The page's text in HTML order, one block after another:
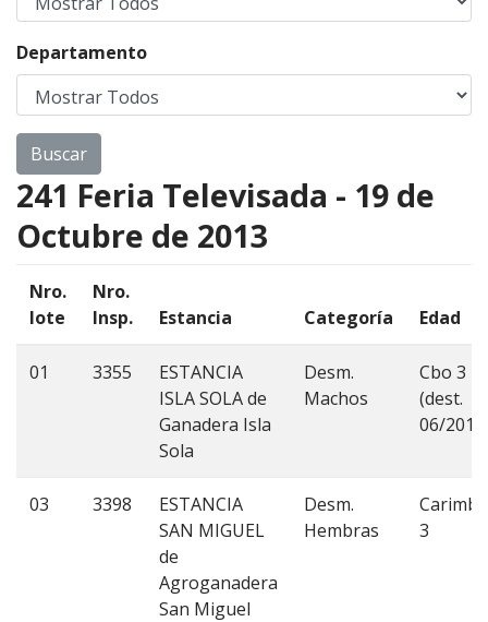
Departamento
241 Feria Televisada - 19 de
Octubre de 2013
Nro.
lote
Nro.
Insp.
Estancia Categoría Edad
01 3355
ESTANCIA
ISLA SOLA de
Ganadera Isla
Sola
Desm.
Machos
Cbo 3
(dest.
06/
03 3398
ESTANCIA
SAN MIGUEL
de
Agroganadera
San Miguel
Desm.
Hembras
Carimbo
3